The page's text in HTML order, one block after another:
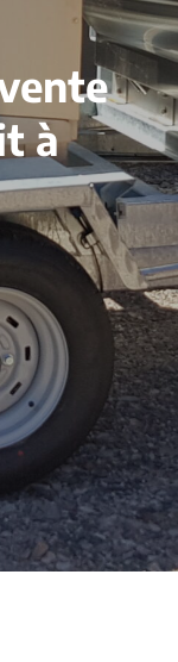
à